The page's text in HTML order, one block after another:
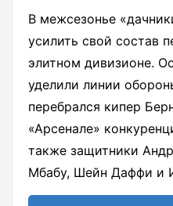
В межсезонье
усилить свой состав
элитном дивизионе.
уделили линии
перебрался кипер
«Арсенале»
также защитники
Мбабу, Шейн Даффи и